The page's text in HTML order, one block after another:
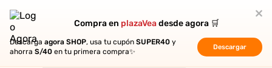
Compra en plazaVeadesde agora 🛒
Descarga agora SHOP, usa tu cupón SUPER40 y
ahorra S/40 en tu primera compra✨
Descargar
Compra en plazaVeadesde agora 🛒
Descarga agora SHOP, usa tu cupón SUPER40 y
ahorra S/40 en tu primera compra✨
Descargar